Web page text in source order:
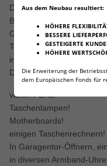
Aus dem Neubau resultiert:
HÖHERE
BESSERE
GESTEIGERTE
HÖHERE
Die Erweiterung der
dem Europäischen Fonds für
Durchmesser: 24 mm
Baugröße CR2450,
Gewicht ca. 6,2 g
Temperaturbereich -30°C
im Blister
Diese Lithium
vielen PDAs!
Taschenlampen!
Motherboards!
einigen Taschenrechnern!
In Garagentor-Öffnern,
in diversen Armband-